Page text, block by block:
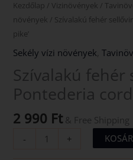
Kezdőlap / Vizinövények /
növények / Szívalakú fehér
pike’
Sekély vízi növények ,
Szívalakú fehér
Pontederia
2 990 Ft & Free Shipping
-
+